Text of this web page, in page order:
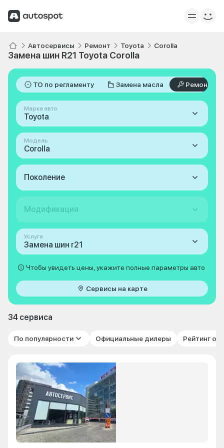
Автосервисы Ремонт Toyota Corolla
Замена шин R21 Toyota Corolla
ТО по регламенту Замена масла Ремонт
Марка авто
Toyota
Модель
Corolla
Поколение
Модификация
Услуга
Замена шин r21
Чтобы увидеть цены, укажите полные параметры авто
Сервисы на карте
34 сервиса
По популярности Официальные дилеры Рейтинг